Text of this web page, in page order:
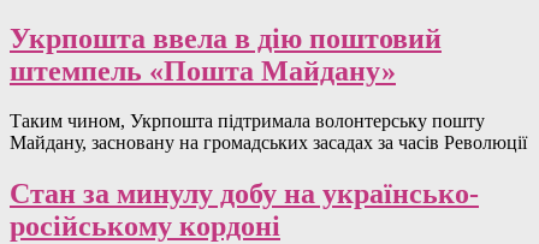
Укрпошта ввела в дію поштовий
штемпель «Пошта Майдану»
Таким чином, Укрпошта підтримала волонтерську пошту
Майдану, засновану на громадських засадах за часів Революції
Стан за минулу добу на українсько-
російському кордоні